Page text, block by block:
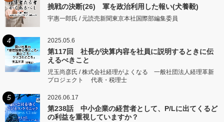
挑戦の決断(26) 軍を政治利用した報い(犬養毅)
宇惠一郎氏 / 元読売新聞東京本社国際部編集委員
4 2025.05.6
第117回 社長が決算内容を社員に説明するときに伝
えるべきこと
児玉尚彦氏 / 株式会社経理がよくなる 一般社団法人経理革新
プロジェクト 代表・税理士
5 2026.06.17
第238話 中小企業の経営者として、P/Lに出てくるど
の利益を重視していますか？